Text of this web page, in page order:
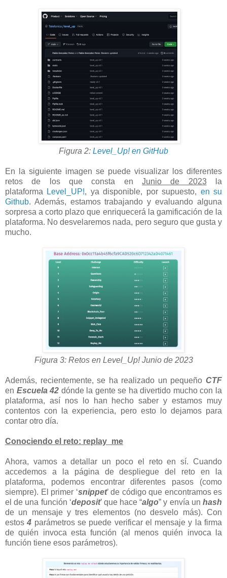
Figura 2: Level_Up! en GitHub
En la siguiente imagen se puede visualizar los diferentes
retos de los que consta en Junio de 2023la
plataforma
Level_UP!, ya disponible, por supuesto, en su
Github. Además, estamos trabajando y evaluando alguna
sorpresa a corto plazo que enriquecerá la gamificación de la
plataforma. No desvelaremos nada, pero seguro que gusta y
mucho.
Figura 3: Retos en Level_Up! Junio de 2023
Además, recientemente, se ha realizado un pequeño CTF
en Escuela 42 dónde la gente se ha divertido mucho con la
plataforma, así nos lo han hecho saber y estamos muy
contentos con la experiencia, pero esto lo dejamos para
contar otro día.
Conociendo el reto: replay_me
Ahora, vamos a detallar un poco el reto en sí. Cuando
accedemos a la página de despliegue del reto en la
plataforma, podemos encontrar diferentes pasos (como
siempre). El primer ‘snippet’ de código que encontramos es
el de una función ‘deposit’ que hace “algo” y envía unhash
de un mensaje y tres elementos (no desvelo más). Con
estos4 parámetros se puede verificar el mensaje y la firma
de quién invoca esta función (al menos quién invoca la
función tiene esos parámetros).